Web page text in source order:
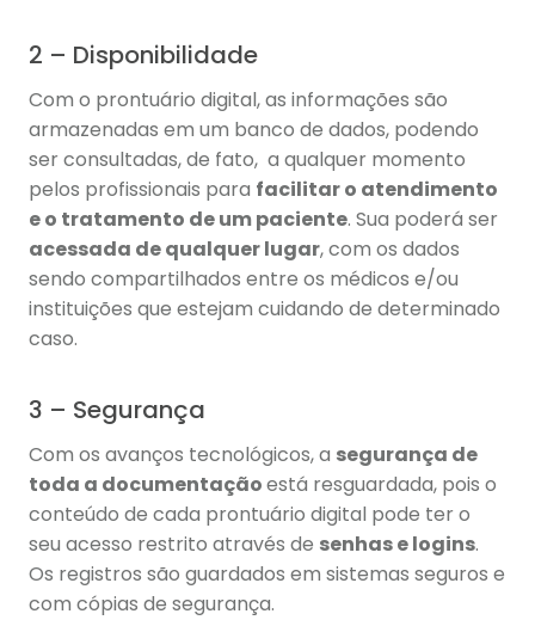
2 – Disponibilidade
Com o prontuário digital, as informações são
armazenadas em um banco de dados, podendo
ser consultadas, de fato, a qualquer momento
pelos profissionais para facilitar o atendimento
e o tratamento de um paciente. Sua poderá ser
acessada de qualquer lugar, com os dados
sendo compartilhados entre os médicos e/ou
instituições que estejam cuidando de determinado
caso.
3 – Segurança
Com os avanços tecnológicos, a segurança de
toda a documentaçãoestá resguardada, pois o
conteúdo de cada prontuário digital pode ter o
seu acesso restrito através de senhas e logins.
Os registros são guardados em sistemas seguros e
com cópias de segurança.